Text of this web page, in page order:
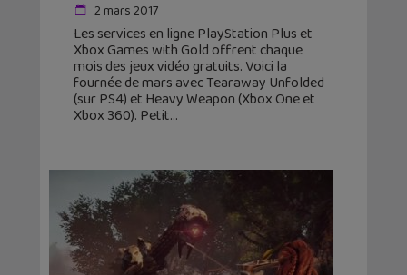
2 mars 2017
Les services en ligne PlayStation Plus et
Xbox Games with Gold offrent chaque
mois des jeux vidéo gratuits. Voici la
fournée de mars avec Tearaway Unfolded
(sur PS4) et Heavy Weapon (Xbox One et
Xbox 360). Petit